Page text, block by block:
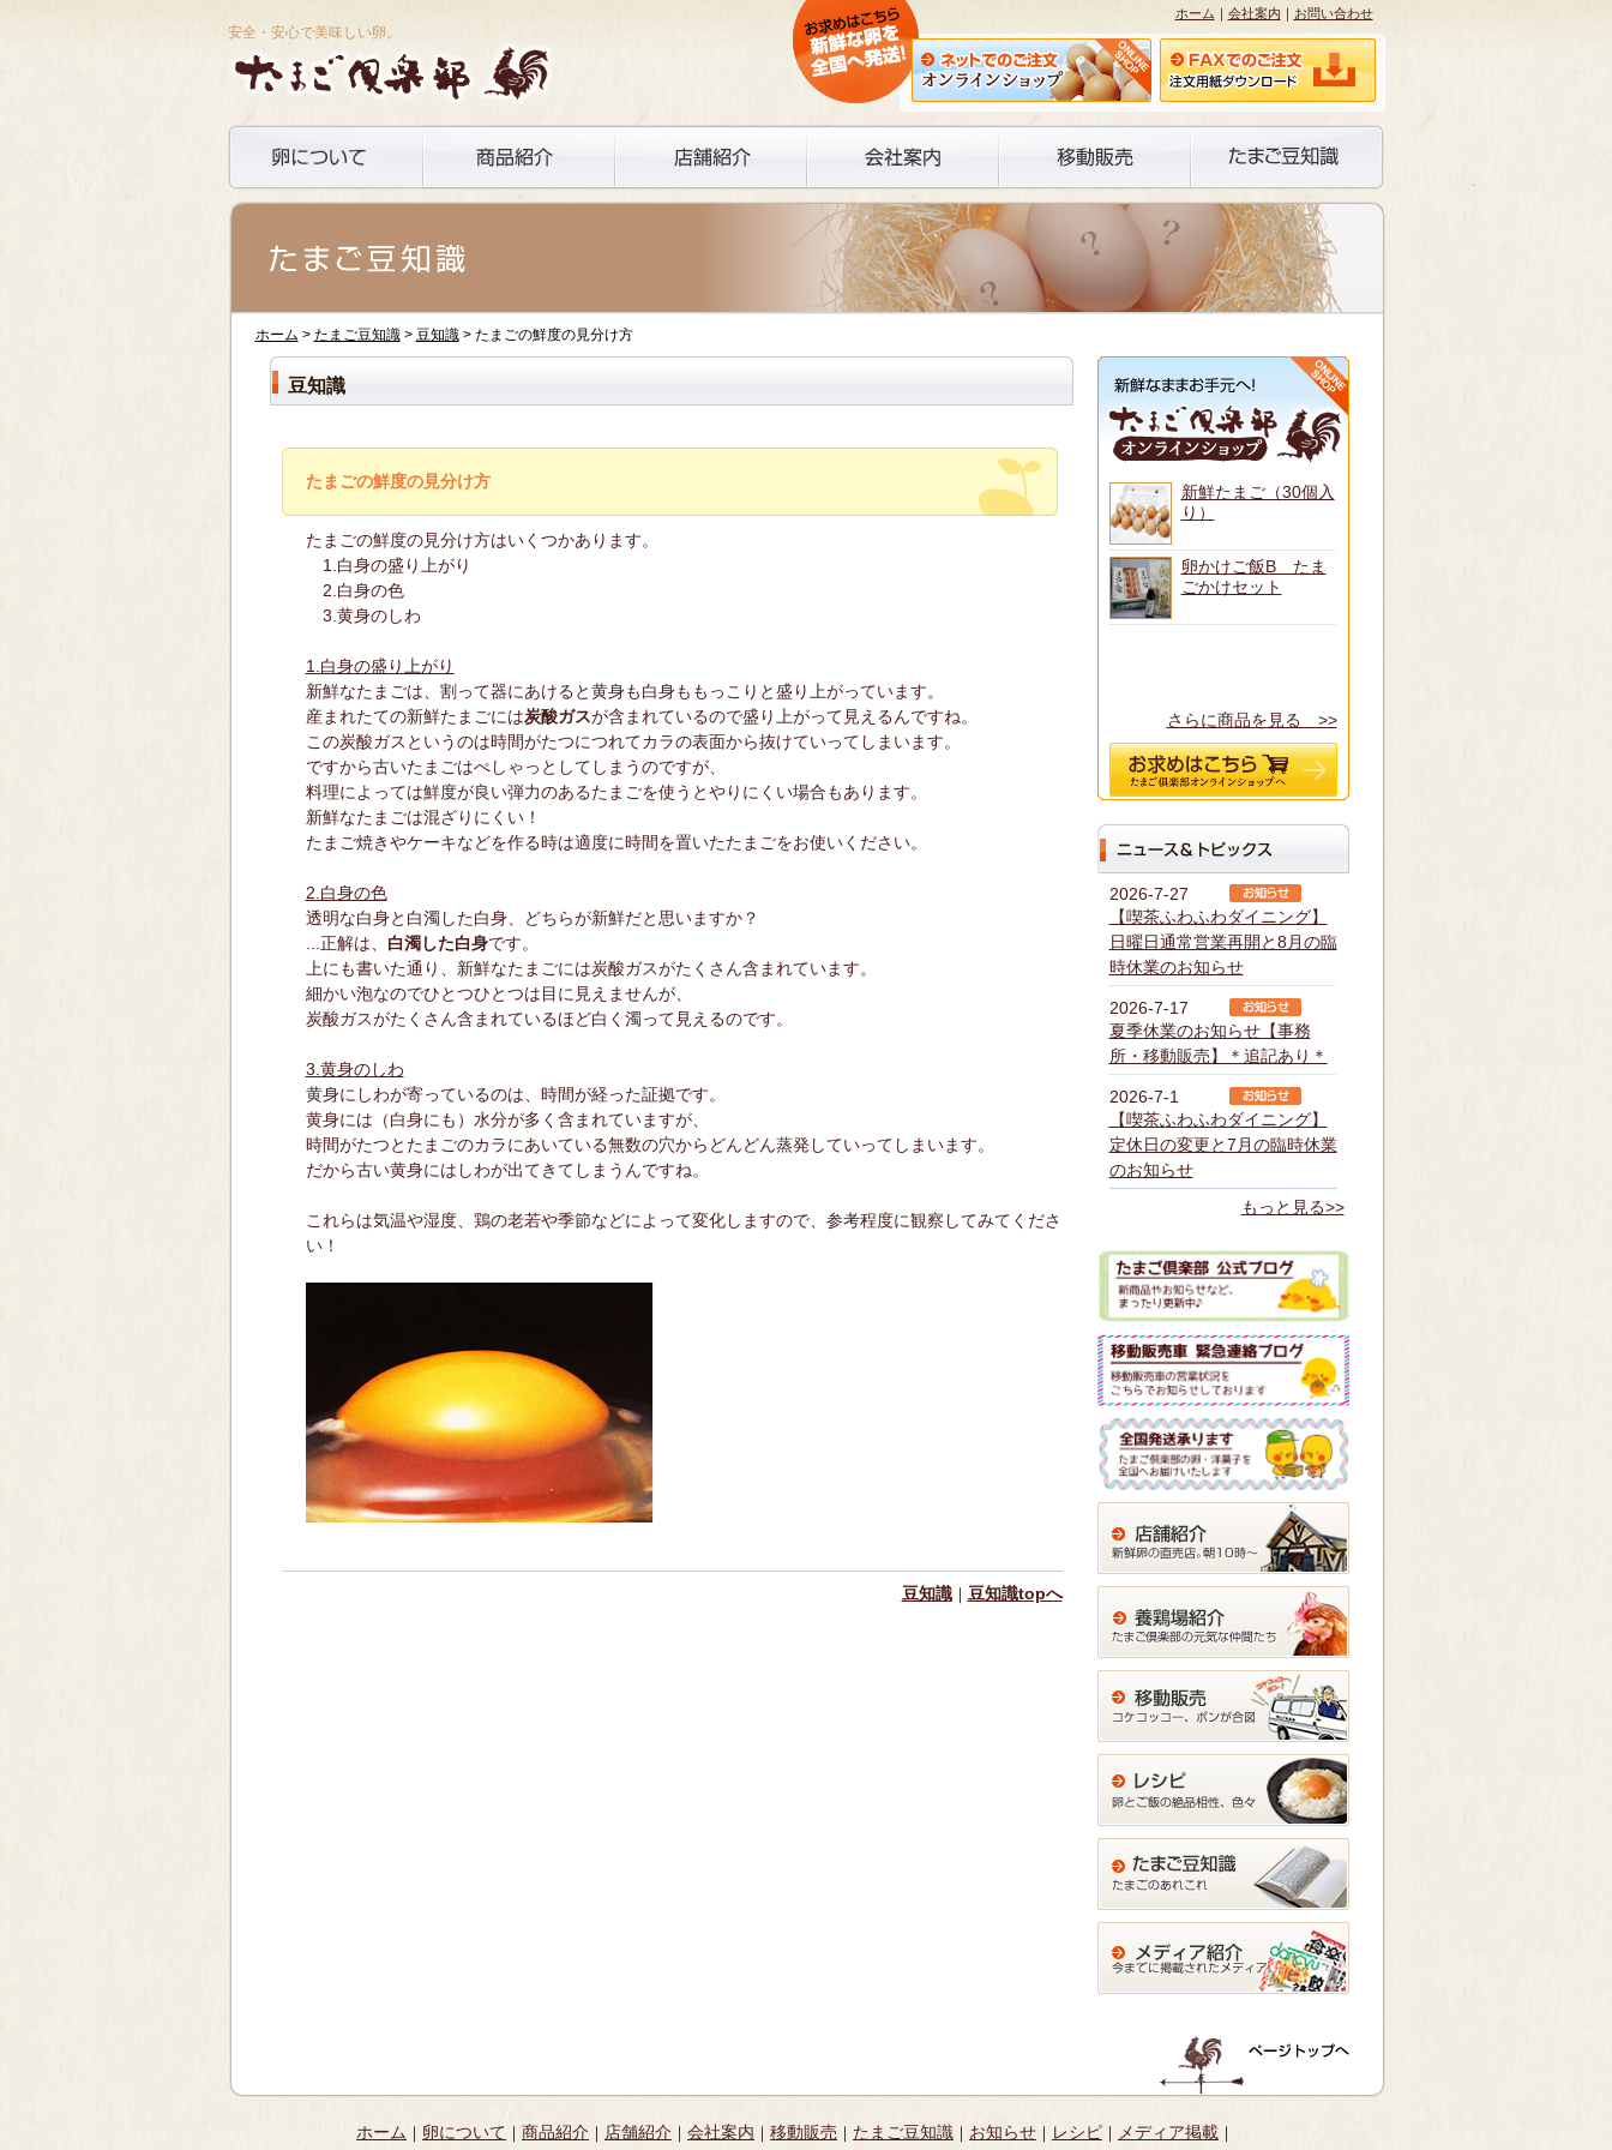
安全・安心で美味しい卵。
ホーム ｜ 会社案内 ｜ お問い合わせ
ホーム > たまご豆知識> 豆知識> たまごの鮮度の見分け方
豆知識
たまごの鮮度の見分け方
たまごの鮮度の見分け方はいくつかあります。
1.白身の盛り上がり
2.白身の色
3.黄身のしわ
1.白身の盛り上がり
新鮮なたまごは、割って器にあけると黄身も白身ももっこりと盛り上がっています。
産まれたての新鮮たまごには炭酸ガスが含まれているので盛り上がって見えるんですね。
この炭酸ガスというのは時間がたつにつれてカラの表面から抜けていってしまいます。
ですから古いたまごはぺしゃっとしてしまうのですが、
料理によっては鮮度が良い弾力のあるたまごを使うとやりにくい場合もあります。
新鮮なたまごは混ざりにくい！
たまご焼きやケーキなどを作る時は適度に時間を置いたたまごをお使いください。
2.白身の色
透明な白身と白濁した白身、どちらが新鮮だと思いますか？
...正解は、 白濁した白身です。
上にも書いた通り、新鮮なたまごには炭酸ガスがたくさん含まれています。
細かい泡なのでひとつひとつは目に見えませんが、
炭酸ガスがたくさん含まれているほど白く濁って見えるのです。
3.黄身のしわ
黄身にしわが寄っているのは、時間が経った証拠です。
黄身には（白身にも）水分が多く含まれていますが、
時間がたつとたまごのカラにあいている無数の穴からどんどん蒸発していってしまいます。
だから古い黄身にはしわが出てきてしまうんですね。
これらは気温や湿度、鶏の老若や季節などによって変化しますので、参考程度に観察してみてくださ
い！
豆知識｜ 豆知識topへ
新鮮たまご（30個入
り）
卵かけご飯B たま
ごかけセット
さらに商品を見る >>
2026-7-27
【喫茶ふわふわダイニング】
日曜日通常営業再開と8月の臨
時休業のお知らせ
2026-7-17
夏季休業のお知らせ【事務
所・移動販売】＊追記あり＊
2026-7-1
【喫茶ふわふわダイニング】
定休日の変更と7月の臨時休業
のお知らせ
もっと見る>>
ホーム ｜ 卵について ｜ 商品紹介 ｜ 店舗紹介 ｜ 会社案内 ｜ 移動販売 ｜ たまご豆知識 ｜ お知らせ ｜ レシピ ｜ メディア掲載 ｜